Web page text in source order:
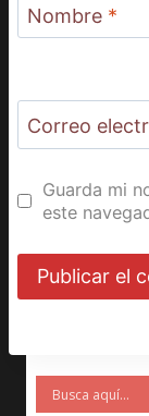
Nombre *
Correo
Guarda mi
este